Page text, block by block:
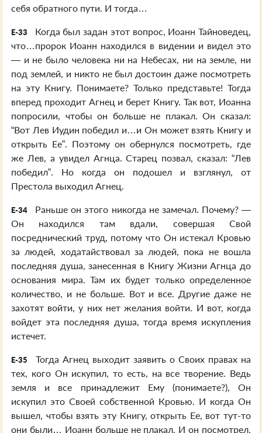
себя обратного пути. И тогда…
E-33
Когда был задан этот вопрос, Иоанн Тайноведец,
что…пророк Иоанн находился в видении и видел это
— и не было человека ни на Небесах, ни на земле, ни
под землей, и никто не был достоин даже посмотреть
на эту Книгу. Понимаете? Только представьте! Тогда
вперед проходит Агнец и берет Книгу. Так вот, Иоанна
попросили, чтобы он больше не плакал. Он сказал:
“Вот Лев Иудин победил и…и Он может взять Книгу и
открыть Ее”. Поэтому он обернулся посмотреть, где
же Лев, а увидел Агнца. Старец позвал, сказал: “Лев
победил”. Но когда он подошел и взглянул, от
Престола выходил Агнец.
E-34
Раньше он этого никогда не замечал. Почему? —
Он находился там вдали, совершая Свой
посреднический труд, потому что Он истекал Кровью
за людей, ходатайствовал за людей, пока не вошла
последняя душа, занесенная в Книгу Жизни Агнца до
основания мира. Там их будет только определенное
количество, и не больше. Вот и все. Другие даже не
захотят войти, у них нет желания войти. И вот, когда
войдет эта последняя душа, тогда время искупления
истечет.
E-35
Тогда Агнец выходит заявить о Своих правах на
тех, кого Он искупил, то есть, на все творение. Ведь
земля и все принадлежит Ему (понимаете?), Он
искупил это Своей собственной Кровью. И когда Он
вышел, чтобы взять эту Книгу, открыть Ее, вот тут-то
они были… Иоанн больше не плакал. И он посмотрел,